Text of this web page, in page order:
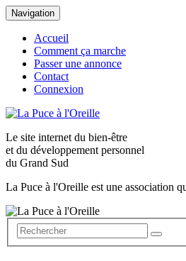
Navigation
Accueil
Comment ça marche
Passer une annonce
Contact
Connexion
Le site internet du bien-être
et du développement personnel
du Grand Sud
La Puce à l'Oreille est une association